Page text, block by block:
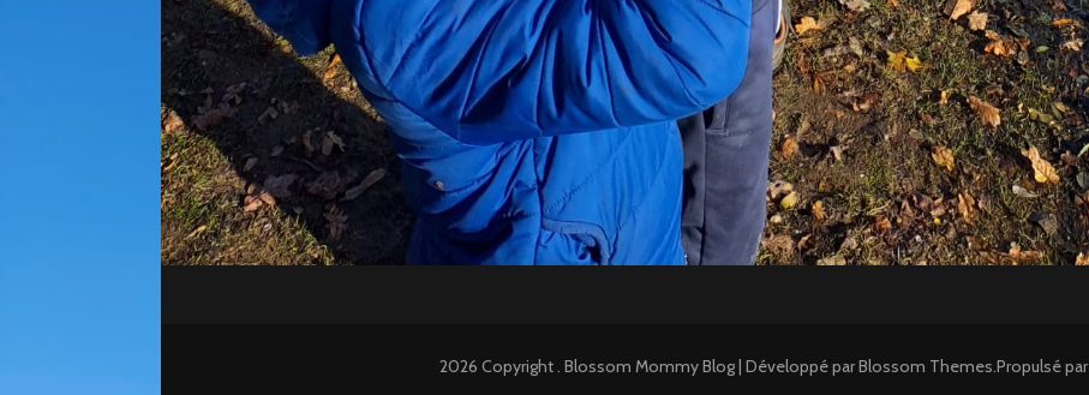
2026 Copyright. Blossom Mommy Blog | Développé parBlossom Themes.Propulsé par